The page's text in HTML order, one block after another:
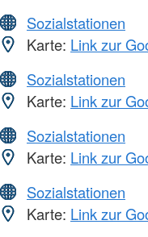
Sozialstationen
Karte: Link zur
Sozialstationen
Karte: Link zur
Sozialstationen
Karte: Link zur
Sozialstationen
Karte: Link zur